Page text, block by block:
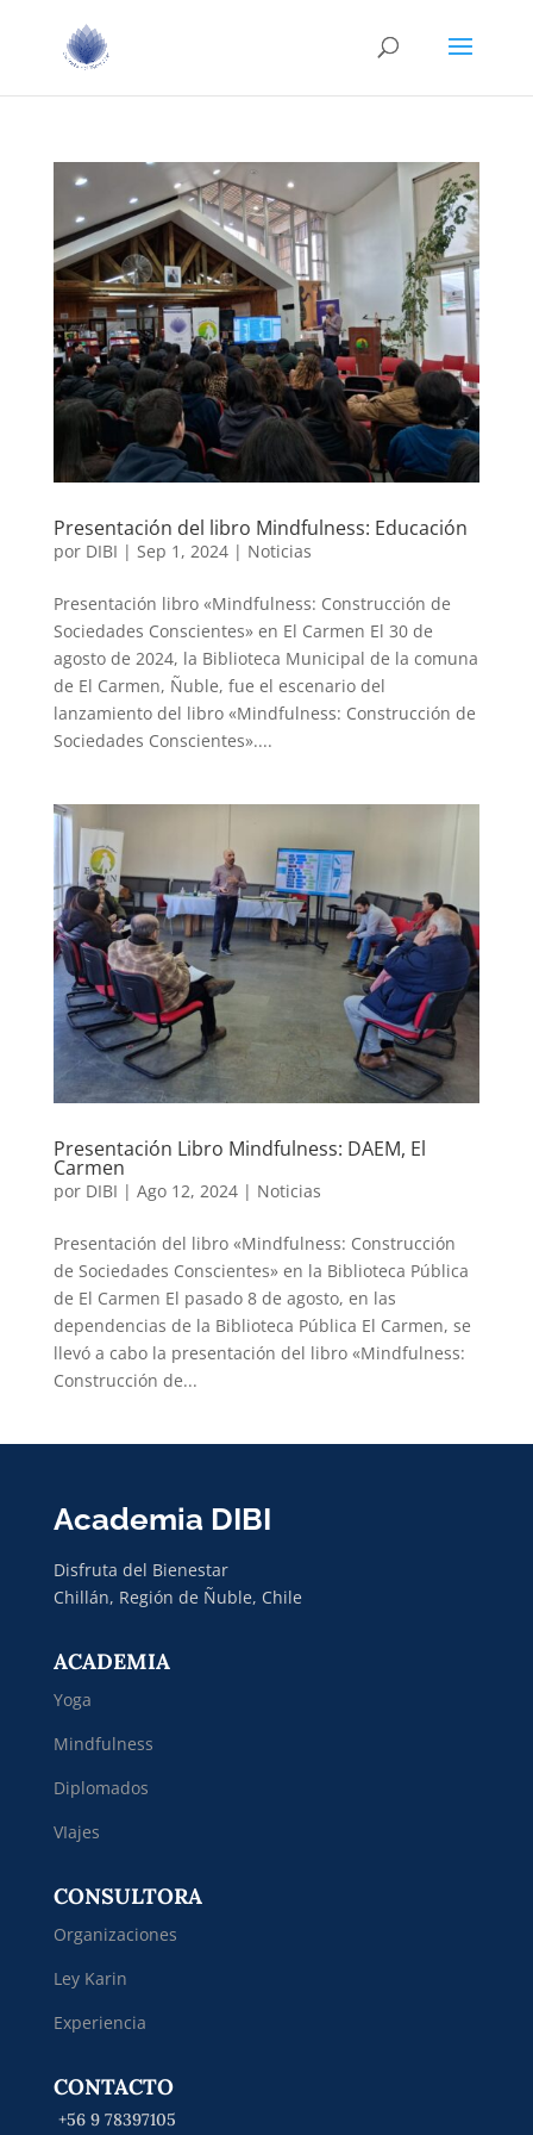
Presentación del libro Mindfulness: Educación
por DIBI | Sep 1, 2024| Noticias
Presentación libro «Mindfulness: Construcción de
Sociedades Conscientes» en El Carmen El 30 de
agosto de 2024, la Biblioteca Municipal de la comuna
de El Carmen, Ñuble, fue el escenario del
lanzamiento del libro «Mindfulness: Construcción de
Sociedades Conscientes»....
Presentación Libro Mindfulness: DAEM, El
Carmen
por DIBI | Ago 12, 2024| Noticias
Presentación del libro «Mindfulness: Construcción
de Sociedades Conscientes» en la Biblioteca Pública
de El Carmen El pasado 8 de agosto, en las
dependencias de la Biblioteca Pública El Carmen, se
llevó a cabo la presentación del libro «Mindfulness:
Construcción de...
Academia DIBI
Disfruta del Bienestar
Chillán, Región de Ñuble, Chile
ACADEMIA
Yoga
Mindfulness
Diplomados
VIajes
CONSULTORA
Organizaciones
Ley Karin
Experiencia
CONTACTO
+56 9 78397105